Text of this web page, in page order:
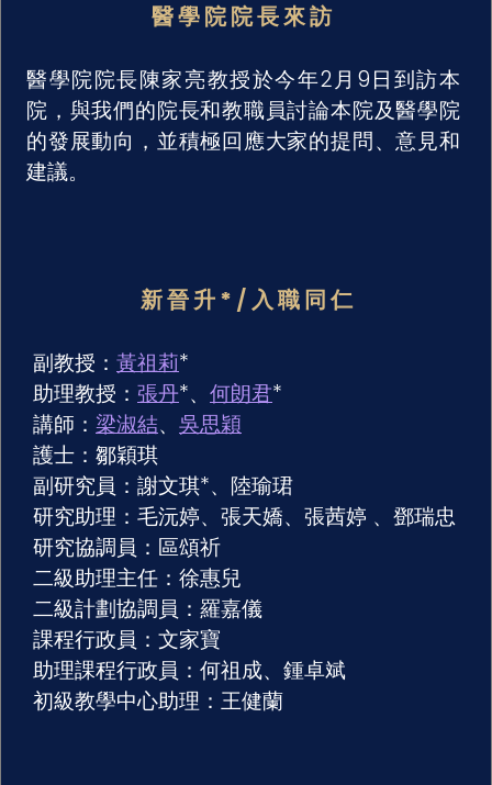
醫學院院長來訪
醫學院院長陳家亮教授於今年2月9日到訪本
院，與我們的院長和教職員討論本院及醫學院
的發展動向，並積極回應大家的提問、意見和
建議。
新晉升* /入職同仁
副教授： 黃祖莉*
助理教授： 張丹*、 何朗君*
講師： 梁淑結、 吳思穎
護士：鄒穎琪
副研究員：謝文琪*、陸瑜珺
研究助理：毛沅婷、張天嬌、張茜婷 、鄧瑞忠
研究協調員：區頌祈
二級助理主任：徐惠兒
二級計劃協調員：羅嘉儀
課程行政員：文家寶
助理課程行政員：何祖成、鍾卓斌
初級教學中心助理：王健蘭